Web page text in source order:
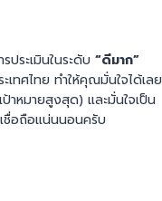
ระเมินในระดับ “ดีมาก”
ทศไทย ทำให้คุณมั่นใจได้เลย
าหมายสูงสุด) และมั่นใจเป็น
ชื่อถือแน่นนอนครับ